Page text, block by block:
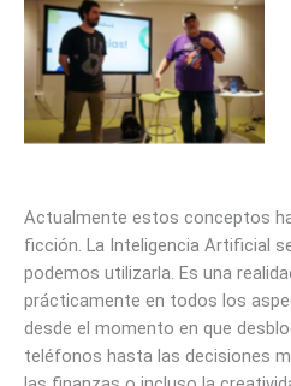
Foto NIlo Velez. Fernando
Tellado y Eric Seguí.
Actualmente estos conceptos
ficción. La Inteligencia Artificial
podemos utilizarla. Es una
prácticamente en todos los
desde el momento en que
teléfonos hasta las decisiones